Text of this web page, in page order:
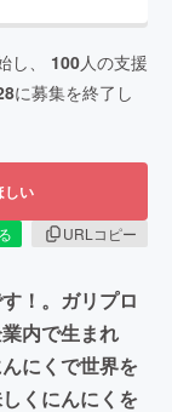
し、 100人の支援
に募集を終了し
しい
URLコピー
！。ガリプロ
内で生まれ
にくで世界を
くにんにくを